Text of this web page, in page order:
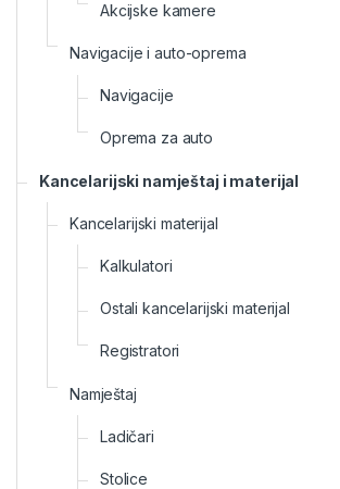
Akcijske kamere
Navigacije i auto-oprema
Navigacije
Oprema za auto
Kancelarijski namještaj i materijal
Kancelarijski materijal
Kalkulatori
Ostali kancelarijski materijal
Registratori
Namještaj
Ladičari
Stolice